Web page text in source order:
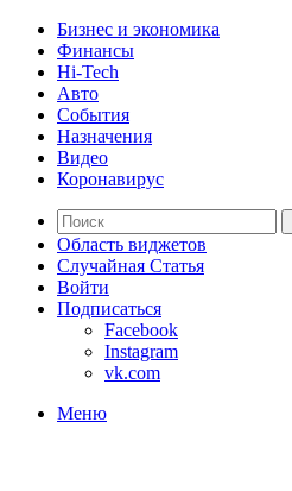
Бизнес и экономика
Финансы
Hi-Tech
Авто
События
Назначения
Видео
Коронавирус
Область виджетов
Случайная Статья
Войти
Подписаться
Facebook
Instagram
vk.com
Меню